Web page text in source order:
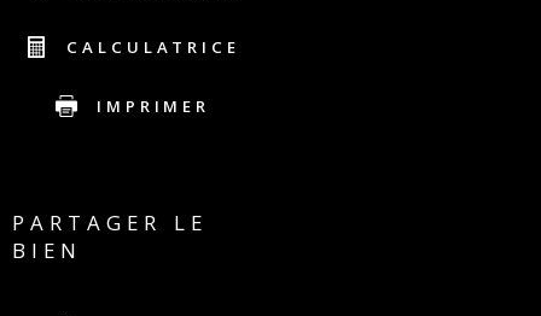
CALCULATRICE
IMPRIMER
PARTAGER LE
BIEN